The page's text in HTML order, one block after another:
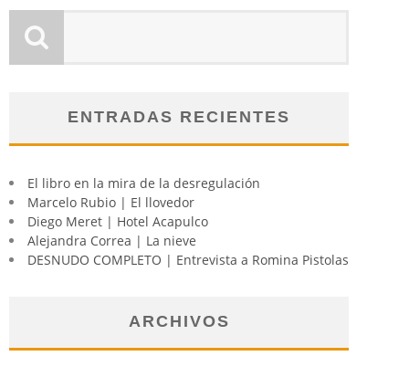
ENTRADAS RECIENTES
El libro en la mira de la desregulación
Marcelo Rubio | El llovedor
Diego Meret | Hotel Acapulco
Alejandra Correa | La nieve
DESNUDO COMPLETO | Entrevista a Romina Pistolas
ARCHIVOS